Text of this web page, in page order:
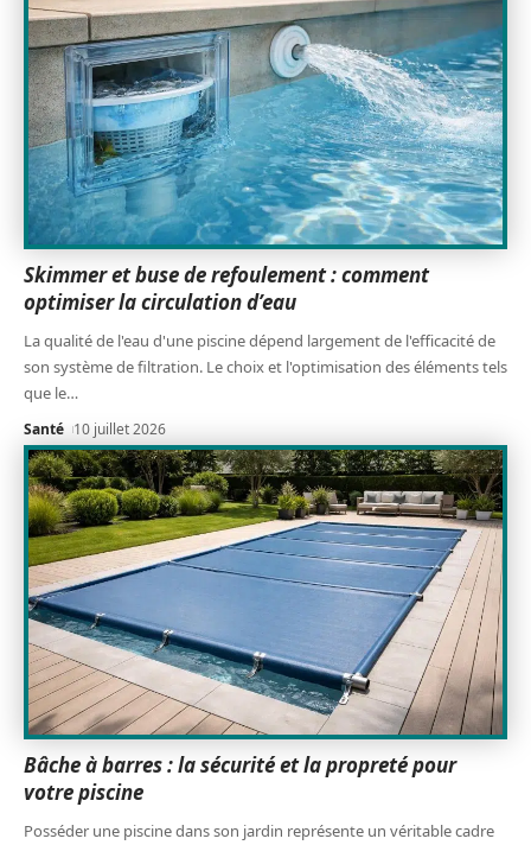
Skimmer et buse de refoulement : comment
optimiser la circulation d’eau
La qualité de l'eau d'une piscine dépend largement de l'efficacité de
son système de filtration. Le choix et l'optimisation des éléments tels
que le…
Santé 10 juillet 2026
Bâche à barres : la sécurité et la propreté pour
votre piscine
Posséder une piscine dans son jardin représente un véritable cadre